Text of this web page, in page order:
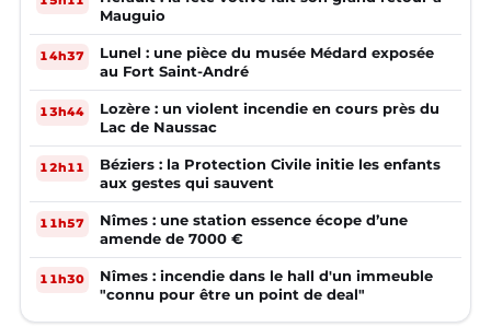
Mauguio
14h37
Lunel : une pièce du musée Médard exposée
au Fort Saint-André
13h44
Lozère : un violent incendie en cours près du
Lac de Naussac
12h11
Béziers : la Protection Civile initie les enfants
aux gestes qui sauvent
11h57
Nîmes : une station essence écope d’une
amende de 7000 €
11h30
Nîmes : incendie dans le hall d'un immeuble
"connu pour être un point de deal"